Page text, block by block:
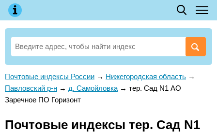
Почтовые индексы России → Нижегородская область →
Павловский р-н → д. Самойловка → тер. Сад N1 АО
Заречное ПО Горизонт
Почтовые индексы тер. Сад N1